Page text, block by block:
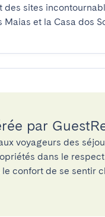
sites
et la Casa dos
par
voyageurs des
dans le
confort de se sentir